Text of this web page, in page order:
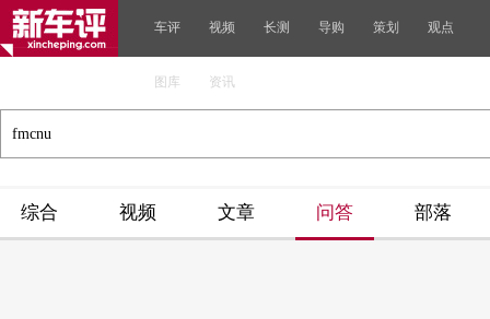
车评 视频 长测 导购 策划 观点
图库 资讯
综合 视频 文章 问答 部落